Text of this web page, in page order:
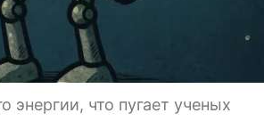
энергии, что пугает ученых